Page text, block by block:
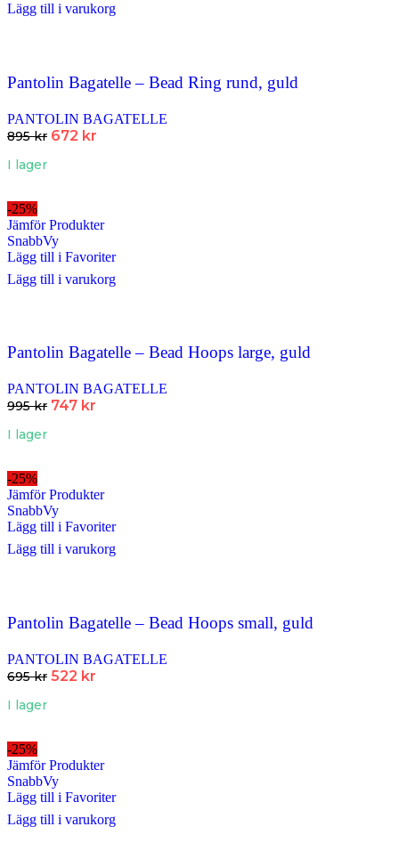
Lägg till i varukorg
Pantolin Bagatelle – Bead Ring rund, guld
PANTOLIN BAGATELLE
895kr 672 kr
I lager
-25%
Jämför Produkter
SnabbVy
Lägg till i Favoriter
Lägg till i varukorg
Pantolin Bagatelle – Bead Hoops large, guld
PANTOLIN BAGATELLE
995kr 747 kr
I lager
-25%
Jämför Produkter
SnabbVy
Lägg till i Favoriter
Lägg till i varukorg
Pantolin Bagatelle – Bead Hoops small, guld
PANTOLIN BAGATELLE
695kr 522 kr
I lager
-25%
Jämför Produkter
SnabbVy
Lägg till i Favoriter
Lägg till i varukorg